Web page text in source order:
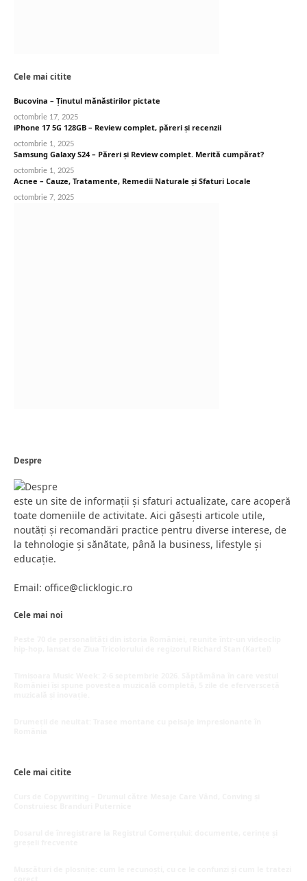
Cele mai citite
Bucovina – Ținutul mănăstirilor pictate
octombrie 17, 2025
iPhone 17 5G 128GB – Review complet, păreri și recenzii
octombrie 1, 2025
Samsung Galaxy S24 – Păreri și Review complet. Merită cumpărat?
octombrie 1, 2025
Acnee – Cauze, Tratamente, Remedii Naturale și Sfaturi Locale
octombrie 7, 2025
Despre
este un site de informații și sfaturi actualizate, care acoperă
toate domeniile de activitate. Aici găsești articole utile,
noutăți și recomandări practice pentru diverse interese, de
la tehnologie și sănătate, până la business, lifestyle și
educație.
Email: office@clicklogic.ro
Cele mai noi
Cele mai citite